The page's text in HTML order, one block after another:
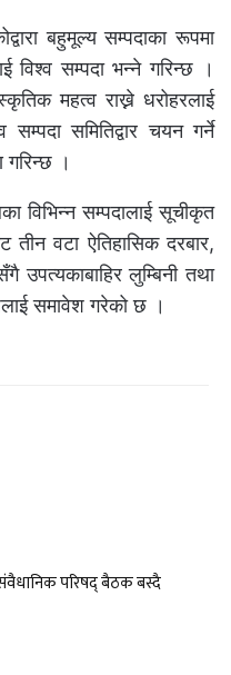
बहुमूल्य सम्पदाका रूपमा
विश्व सम्पदा भन्ने गरिन्छ ।
महत्व राख्ने धरोहरलाई
समितिद्वार चयन गर्ने
गरिन्छ ।
विभिन्न सम्पदालाई सूचीकृत
वटा ऐतिहासिक दरबार,
उपत्यकाबाहिर लुम्बिनी तथा
समावेश गरेको छ ।
परिषद् बैठक बस्दै